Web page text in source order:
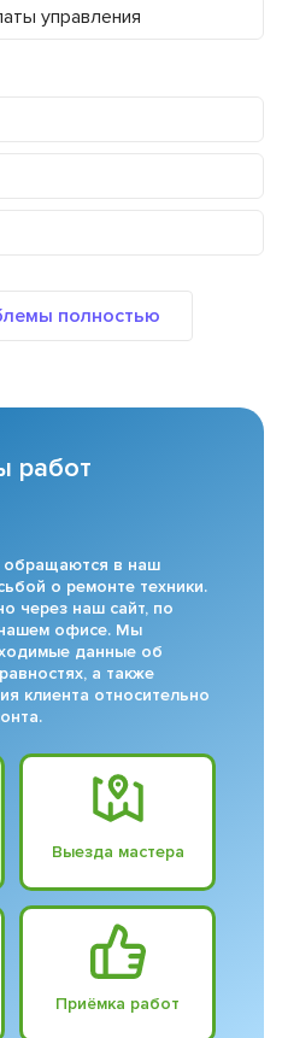
управления
работ
обращаются в наш
о ремонте техники.
через наш сайт, по
офисе. Мы
данные об
а также
клиента относительно
Выезда мастера
Приёмка работ